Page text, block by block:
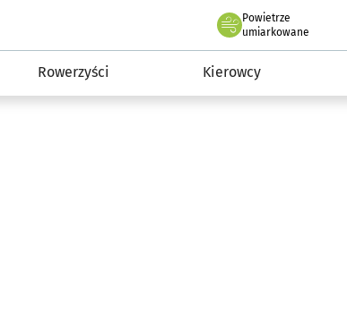
Powietrze
we Wrocławiu
umiarkowane
Rowerzyści Kierowcy